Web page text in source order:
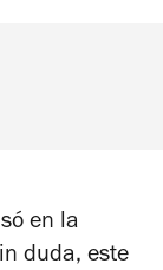
en la
duda, este